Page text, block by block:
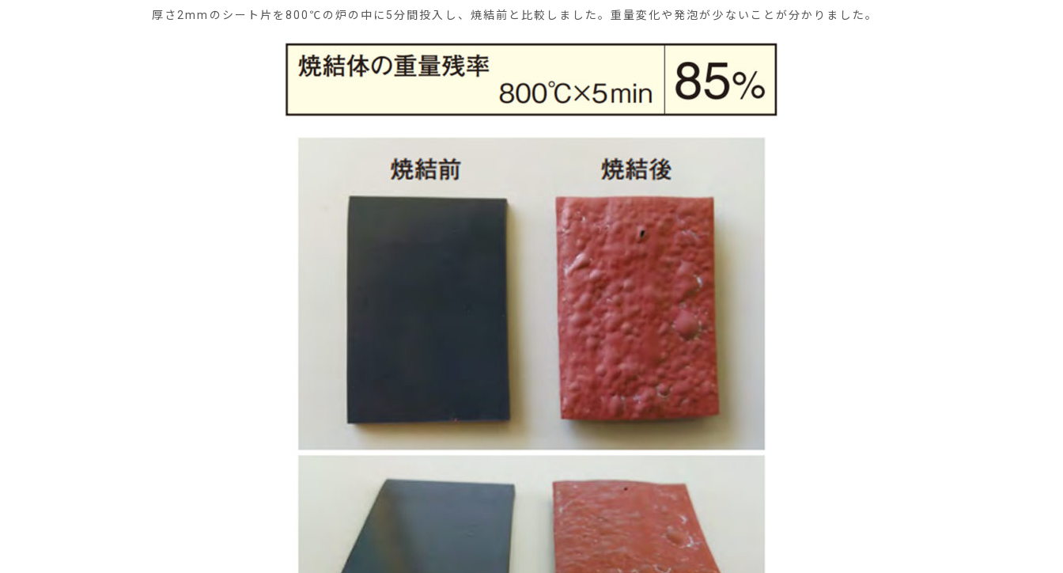
厚さ2mmのシート片を800℃の炉の中に5分間投入し、焼結前と比較しました。重量変化や発泡が少ないことが分かりました。